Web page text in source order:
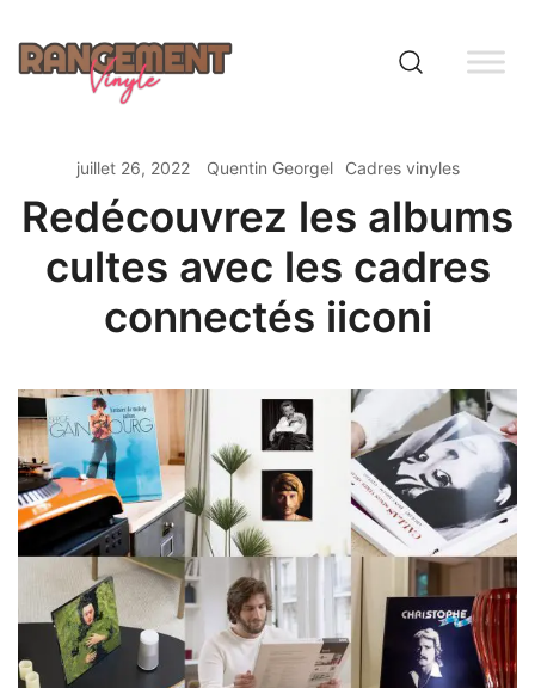
content
juillet 26, 2022 Quentin Georgel Cadres vinyles
Redécouvrez les albums
cultes avec les cadres
connectés iiconi